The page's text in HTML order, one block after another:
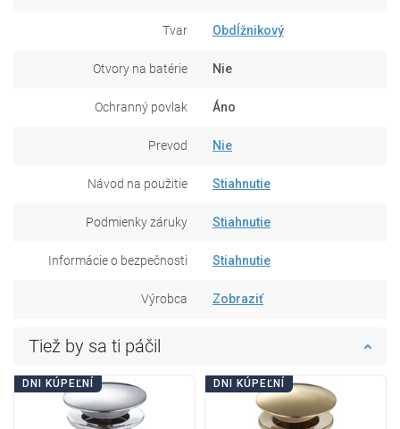
Tvar Obdĺžnikový
Otvory na batérie Nie
Ochranný povlak Áno
Prevod Nie
Návod na použitie Stiahnutie
Podmienky záruky Stiahnutie
Informácie o bezpečnosti Stiahnutie
Výrobca Zobraziť
Tiež by sa ti páčil
DNI KÚPEĽNÍ DNI KÚPEĽNÍ